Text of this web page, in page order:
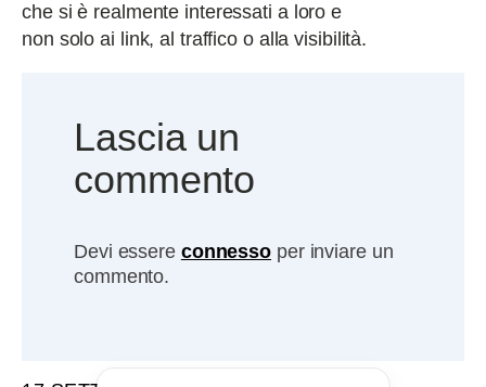
che si è realmente interessati a loro e
non solo ai link, al traffico o alla visibilità.
Lascia un
commento
Devi essere connesso per inviare un
commento.